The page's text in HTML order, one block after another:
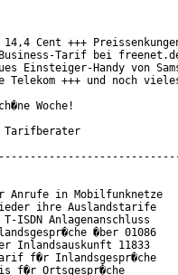
Cent +++
Tarif bei
Einsteiger-Handy von
Telekom +++ und noch
Woche!
Anrufe in Mobilfunknetze
ihre Auslandstarife
ISDN Anlagenanschluss
�ber 01086
Inlandsauskunft 11833
f�r Inlandsgespr�che
f�r Ortsgespr�che